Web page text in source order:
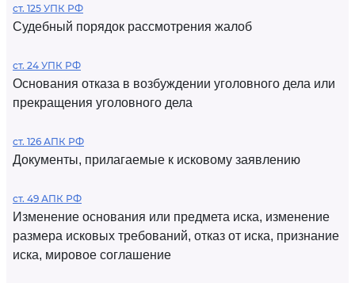
ст. 125 УПК РФ
Судебный порядок рассмотрения жалоб
ст. 24 УПК РФ
Основания отказа в возбуждении уголовного дела или
прекращения уголовного дела
ст. 126 АПК РФ
Документы, прилагаемые к исковому заявлению
ст. 49 АПК РФ
Изменение основания или предмета иска, изменение
размера исковых требований, отказ от иска, признание
иска, мировое соглашение